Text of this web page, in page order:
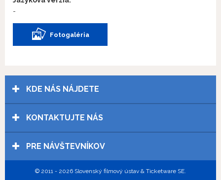
-
Fotogaléria
KDE NÁS NÁJDETE
KONTAKTUJTE NÁS
PRE NÁVŠTEVNÍKOV
© 2011 - 2026 Slovenský filmový ústav & Ticketware SE.